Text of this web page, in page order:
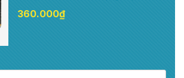
360.000₫